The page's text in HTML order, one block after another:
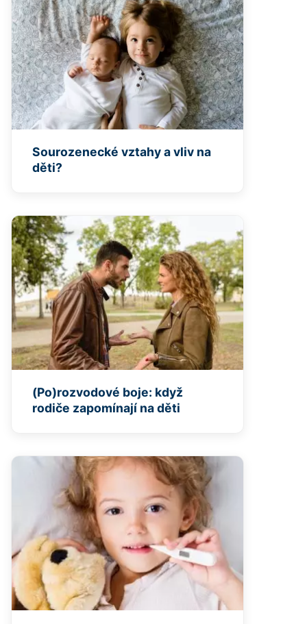
Sourozenecké vztahy a vliv na
děti?
(Po)rozvodové boje: když
rodiče zapomínají na děti